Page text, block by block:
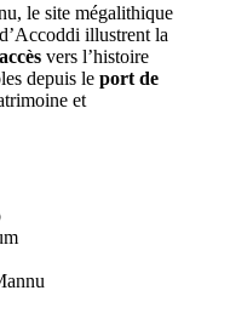
le site mégalithique
illustrent la
vers l’histoire
depuis le port de
et